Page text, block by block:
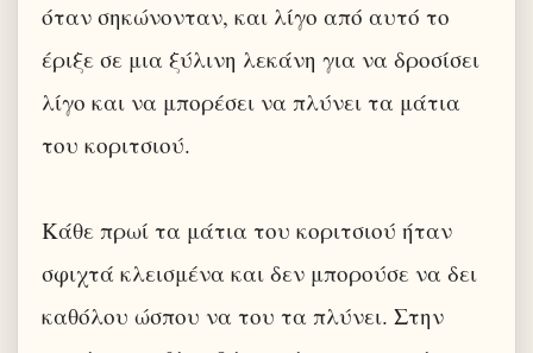
όταν σηκώνονταν, και λίγο από αυτό το
έριξε σε μια ξύλινη λεκάνη για να δροσίσει
λίγο και να μπορέσει να πλύνει τα μάτια
του κοριτσιού.
Κάθε πρωί τα μάτια του κοριτσιού ήταν
σφιχτά κλεισμένα και δεν μπορούσε να δει
καθόλου ώσπου να του τα πλύνει. Στην